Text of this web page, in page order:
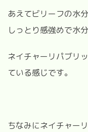
あえてビリーフの水
しっとり感強めで水
ネイチャーリパブリ
ている感じです。
ちなみにネイチャー